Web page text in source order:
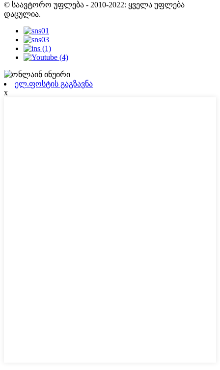
© საავტორო უფლება - 2010-2022: ყველა უფლება
დაცულია.
ელ.ფოსტის გაგზავნა
x